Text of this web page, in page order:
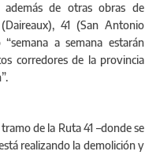
de otras obras de
41 (San Antonio
a semana estarán
corredores de la provincia
de la Ruta 41 –donde se
realizando la demolición y